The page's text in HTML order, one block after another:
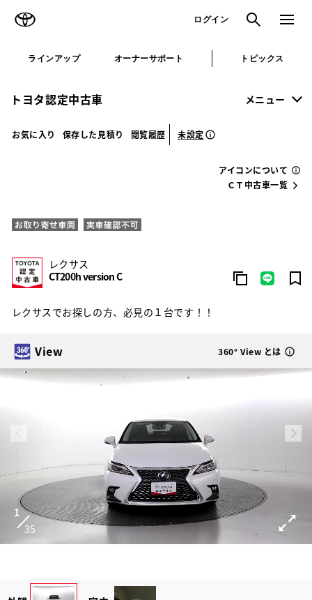
ログイン 検索 メニュ
ラインアップ オーナーサポート トピックス
トヨタ認定中古車 メニュー
お気に入り 保存した見積り 閲覧履歴 未設定
アイコンについて
ＣＴ中古車一覧
レクサス
CT200h version C
レクサスでお探しの方、必見の１台です！！
View 360° View とは
1
35